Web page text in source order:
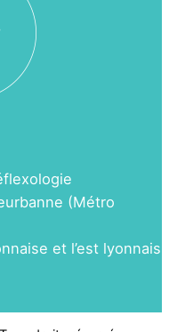
(Métro
et l’est lyonnais